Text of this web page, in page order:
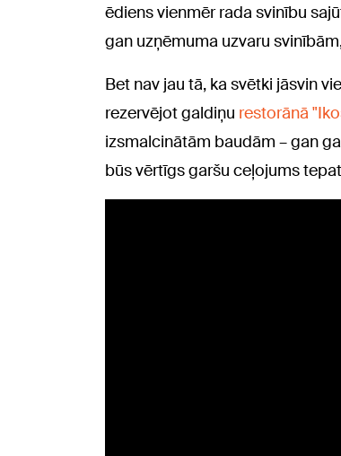
ēdiens vienmēr rada svinību
gan uzņēmuma uzvaru
Bet nav jau tā, ka svētki jāsvin
rezervējot galdiņu restorānā
izsmalcinātām baudām – gan
būs vērtīgs garšu ceļojums